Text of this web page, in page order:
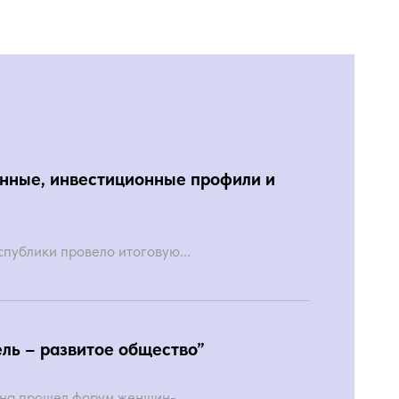
инвестиционные профили и
провело итоговую...
– развитое общество”